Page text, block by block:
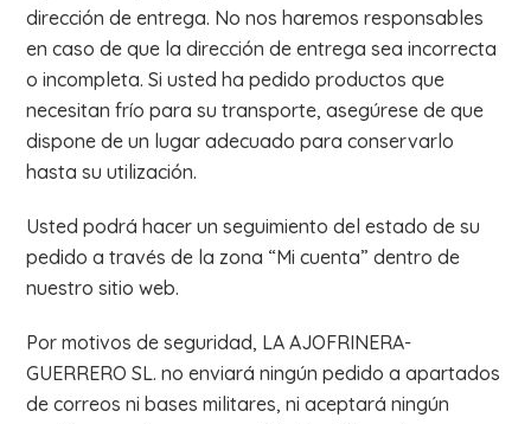
dirección de entrega. No nos haremos responsables
en caso de que la dirección de entrega sea incorrecta
o incompleta. Si usted ha pedido productos que
necesitan frío para su transporte, asegúrese de que
dispone de un lugar adecuado para conservarlo
hasta su utilización.
Usted podrá hacer un seguimiento del estado de su
pedido a través de la zona “Mi cuenta” dentro de
nuestro sitio web.
Por motivos de seguridad, LA AJOFRINERA-
GUERRERO SL. no enviará ningún pedido a apartados
de correos ni bases militares, ni aceptará ningún